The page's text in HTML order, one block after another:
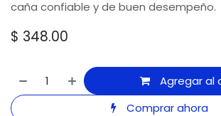
caña confiable y de buen desempeño.
$ 348.00
Agregar al
Comprar ahora